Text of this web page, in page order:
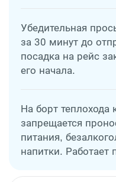
Убедительная
за 30 минут до
посадка на рейс
его начала.
На борт теплохода
запрещается
питания,
напитки. Работает